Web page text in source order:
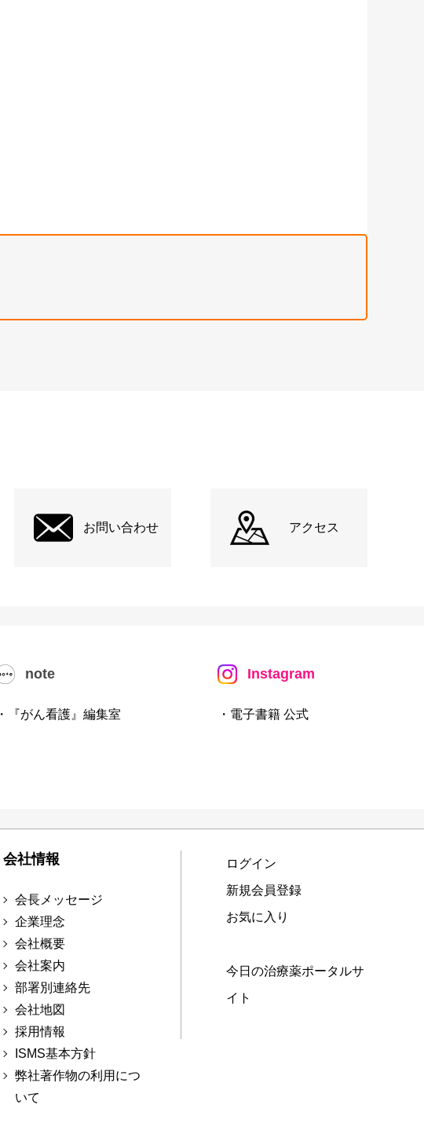
お問い合わせ アクセス
note
・『がん看護』編集室
Instagram
・電子書籍 公式
会社情報
会長メッセージ
企業理念
会社概要
会社案内
部署別連絡先
会社地図
採用情報
ISMS基本方針
弊社著作物の利用につ
いて
ログイン
新規会員登録
お気に入り
今日の治療薬ポータルサ
イト